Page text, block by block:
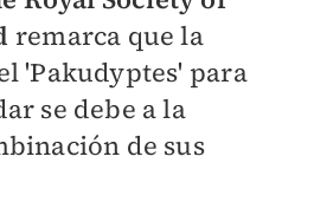
remarca que la
'Pakudyptes' para
se debe a la
de sus